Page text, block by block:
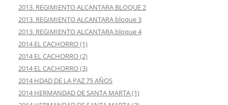
2013. REGIMIENTO ALCANTARA BLOQUE 2
2013. REGIMIENTO ALCANTARA bloque 3
2013. REGIMIENTO ALCANTARA bloque 4
2014 EL CACHORRO (1)
2014 EL CACHORRO (2)
2014 EL CACHORRO (3)
2014 HDAD DE LA PAZ 75 AÑOS
2014 HERMANDAD DE SANTA MARTA (1)